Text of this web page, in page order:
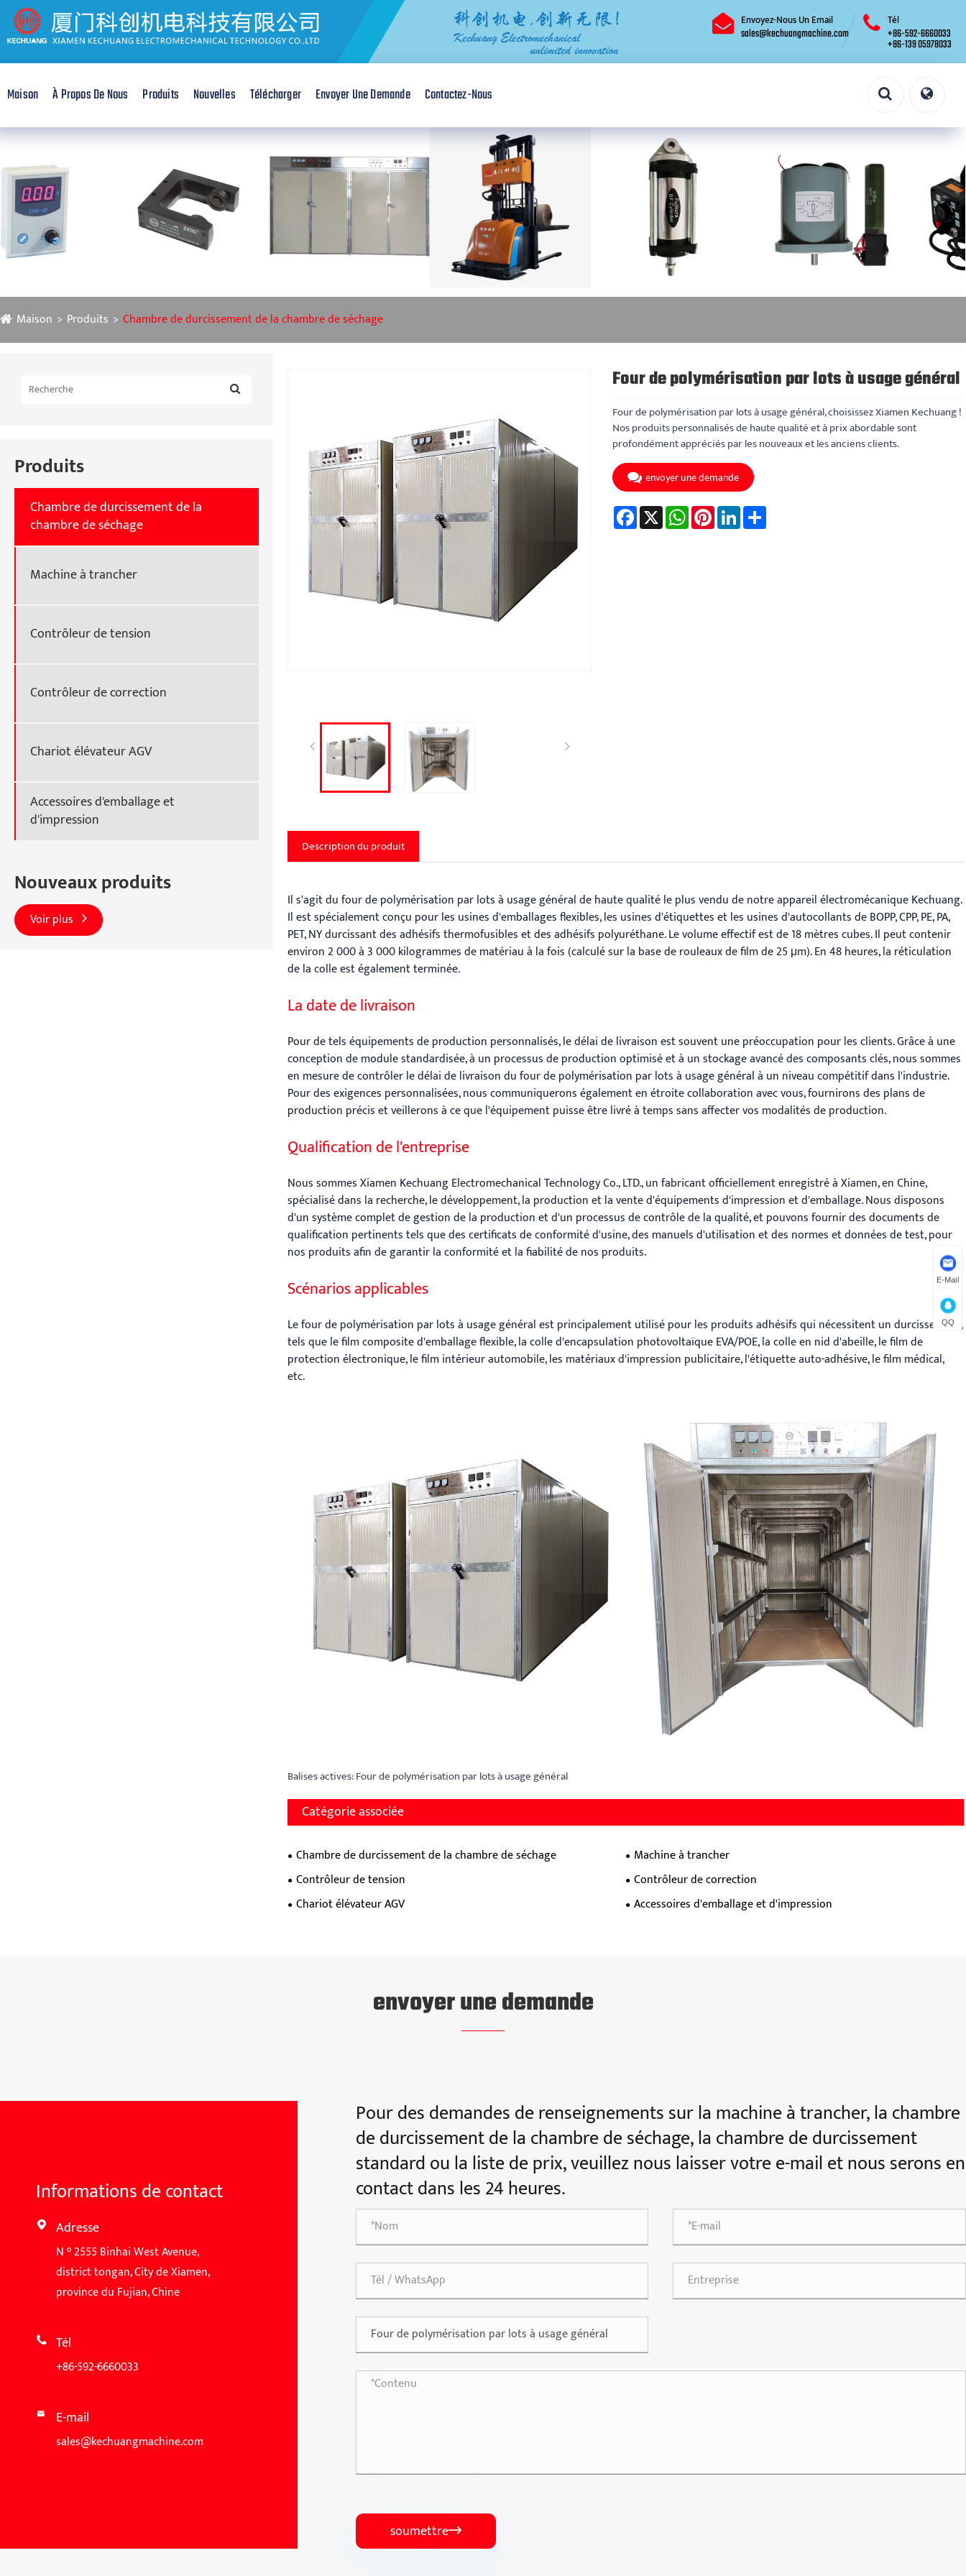
Envoyez-Nous Un Email
sales@kechuangmachine.com
Tél
+86-592-6660033
+86-139 05978033
Maison À Propos De Nous Produits Nouvelles Télécharger Envoyer Une Demande Contactez-Nous
Maison Produits Chambre de durcissement de la chambre de séchage
Produits
Chambre de durcissement de la
chambre de séchage
Machine à trancher
Contrôleur de tension
Contrôleur de correction
Chariot élévateur AGV
Accessoires d'emballage et
d'impression
Nouveaux produits
Voir plus
Four de polymérisation par lots à usage général
Four de polymérisation par lots à usage général, choisissez Xiamen Kechuang !
Nos produits personnalisés de haute qualité et à prix abordable sont
profondément appréciés par les nouveaux et les anciens clients.
envoyer une demande
Facebook
X WhatsAppPinterestLinkedInShare
Description du produit
Il s'agit du four de polymérisation par lots à usage général de haute qualité le plus vendu de notre appareil électromécanique Kechuang.
Il est spécialement conçu pour les usines d'emballages flexibles, les usines d'étiquettes et les usines d'autocollants de BOPP, CPP, PE, PA,
PET, NY durcissant des adhésifs thermofusibles et des adhésifs polyuréthane. Le volume effectif est de 18 mètres cubes. Il peut contenir
environ 2 000 à 3 000 kilogrammes de matériau à la fois (calculé sur la base de rouleaux de film de 25 μm). En 48 heures, la réticulation
de la colle est également terminée.
La date de livraison
Pour de tels équipements de production personnalisés, le délai de livraison est souvent une préoccupation pour les clients. Grâce à une
conception de module standardisée, à un processus de production optimisé et à un stockage avancé des composants clés, nous sommes
en mesure de contrôler le délai de livraison du four de polymérisation par lots à usage général à un niveau compétitif dans l'industrie.
Pour des exigences personnalisées, nous communiquerons également en étroite collaboration avec vous, fournirons des plans de
production précis et veillerons à ce que l'équipement puisse être livré à temps sans affecter vos modalités de production.
Qualification de l'entreprise
Nous sommes Xiamen Kechuang Electromechanical Technology Co., LTD., un fabricant officiellement enregistré à Xiamen, en Chine,
spécialisé dans la recherche, le développement, la production et la vente d'équipements d'impression et d'emballage. Nous disposons
d'un système complet de gestion de la production et d'un processus de contrôle de la qualité, et pouvons fournir des documents de
qualification pertinents tels que des certificats de conformité d'usine, des manuels d'utilisation et des normes et données de test, pour
nos produits afin de garantir la conformité et la fiabilité de nos produits.
Scénarios applicables
Le four de polymérisation par lots à usage général est principalement utilisé pour les produits adhésifs qui nécessitent un durcissement,
tels que le film composite d'emballage flexible, la colle d'encapsulation photovoltaïque EVA/POE, la colle en nid d'abeille, le film de
protection électronique, le film intérieur automobile, les matériaux d'impression publicitaire, l'étiquette auto-adhésive, le film médical,
etc.
Balises actives: Four de polymérisation par lots à usage général
Catégorie associée
Chambre de durcissement de la chambre de séchage
Machine à trancher
Contrôleur de tension
Contrôleur de correction
Chariot élévateur AGV
Accessoires d'emballage et d'impression
envoyer une demande
Informations de contact
 Adresse
N ° 2555 Binhai West Avenue,
district tongan, City de Xiamen,
province du Fujian, Chine
 Tél
+86-592-6660033
 E-mail
sales@kechuangmachine.com
Pour des demandes de renseignements sur la machine à trancher, la chambre
de durcissement de la chambre de séchage, la chambre de durcissement
standard ou la liste de prix, veuillez nous laisser votre e-mail et nous serons en
contact dans les 24 heures.
soumettre
E-Mail
QQ